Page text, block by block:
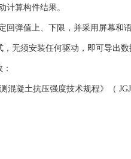
算构件结果。
弹值上、下限，并采用屏幕和语
无须安装任何驱动，即可导出数
土抗压强度技术规程》（ JGJ/